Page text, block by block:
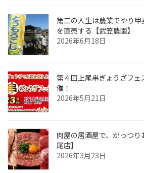
第二の人生は農業でやり
を直売する【武笠農園】
2026年6月18日
第４回上尾串ぎょうざフ
催！
2026年5月21日
肉屋の居酒屋で、がっつ
尾店】
2026年3月23日